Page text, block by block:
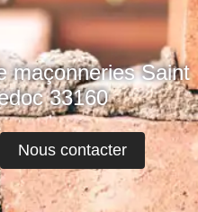
maçonneries Saint
33160
Nous contacter